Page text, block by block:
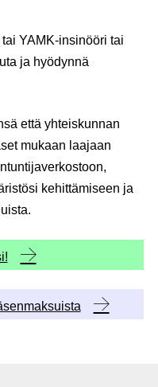
YAMK-insinööri tai
ja hyödynnä
että yhteiskunnan
mukaan laajaan
kehittämiseen ja